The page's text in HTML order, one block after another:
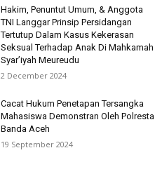
Hakim, Penuntut Umum, & Anggota
TNI Langgar Prinsip Persidangan
Tertutup Dalam Kasus Kekerasan
Seksual Terhadap Anak Di Mahkamah
Syar’iyah Meureudu
2 December 2024
Cacat Hukum Penetapan Tersangka
Mahasiswa Demonstran Oleh Polresta
Banda Aceh
19 September 2024